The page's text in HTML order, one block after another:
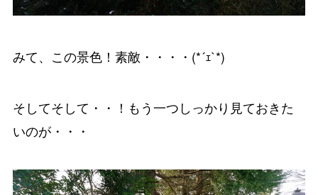
みて、この景色！素敵・・・・(*´ｪ`*)
そしてそして・・！もう一つしっかり見ておきた
いのが・・・